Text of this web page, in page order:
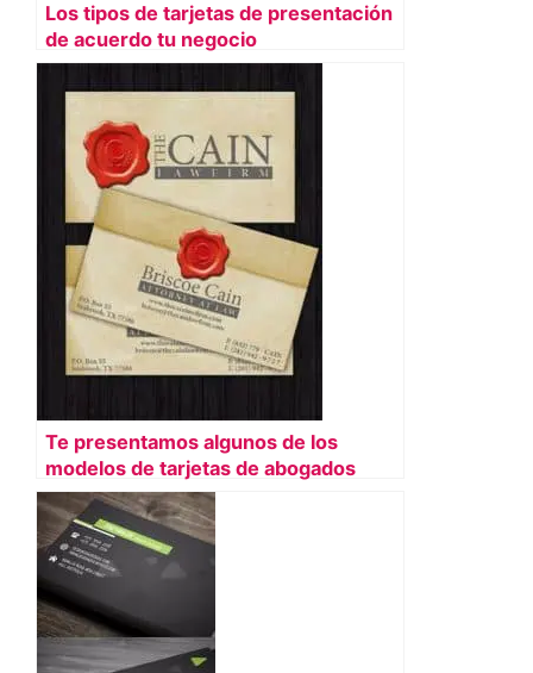
Los tipos de tarjetas de presentación
de acuerdo tu negocio
Te presentamos algunos de los
modelos de tarjetas de abogados